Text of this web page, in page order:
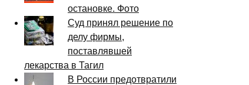
остановке. Фото
Суд принял решение по
делу фирмы,
поставлявшей
лекарства в Тагил
В России предотвратили